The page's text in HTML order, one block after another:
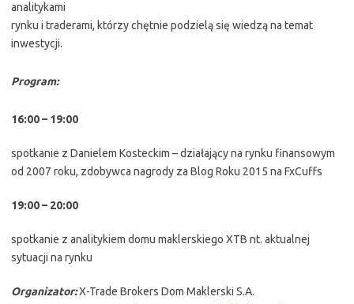
analitykami
rynku i traderami, którzy chętnie podzielą się wiedzą na temat
inwestycji.
Program:
16:00 – 19:00
spotkanie z Danielem Kosteckim – działający na rynku finansowym
od 2007 roku, zdobywca nagrody za Blog Roku 2015 na FxCuffs
19:00 – 20:00
spotkanie z analitykiem domu maklerskiego XTB nt. aktualnej
sytuacji na rynku
Organizator:X-Trade Brokers Dom Maklerski S.A.